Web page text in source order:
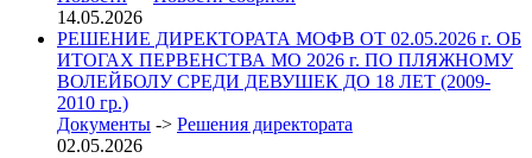
14.05.2026
РЕШЕНИЕ ДИРЕКТОРАТА МОФВ ОТ 02.05.2026 г. ОБ
ИТОГАХ ПЕРВЕНСТВА МО 2026 г. ПО ПЛЯЖНОМУ
ВОЛЕЙБОЛУ СРЕДИ ДЕВУШЕК ДО 18 ЛЕТ (2009-
2010 гр.)
Документы -> Решения директората
02.05.2026